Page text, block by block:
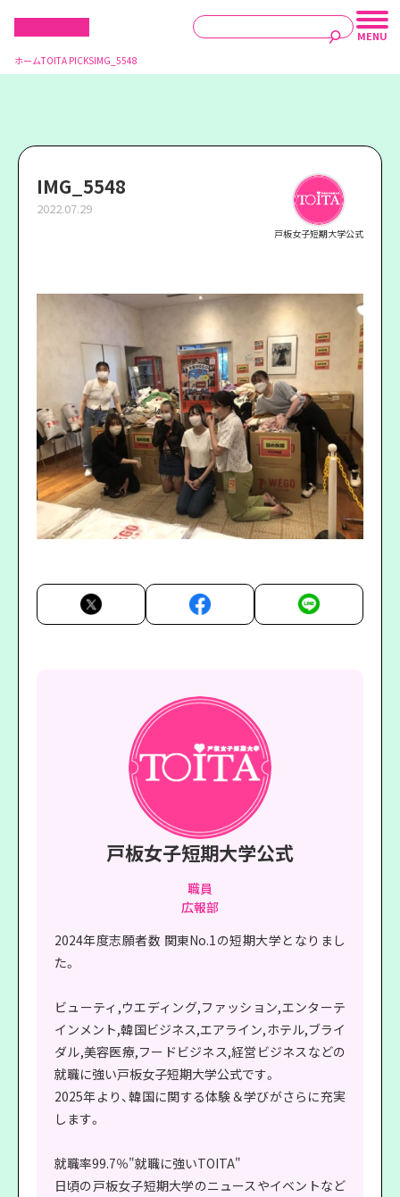
ホームTOITA PICKSIMG_5548
IMG_5548
2022.07.29
戸板女子短期大学公式
戸板女子短期大学公式
職員
広報部
2024年度志願者数 関東No.1の短期大学となりまし
た。
ビューティ,ウエディング,ファッション,エンターテ
インメント,韓国ビジネス,エアライン,ホテル,ブライ
ダル,美容医療,フードビジネス,経営ビジネスなどの
就職に強い戸板女子短期大学公式です。
2025年より、韓国に関する体験＆学びがさらに充実
します。
就職率99.7％"就職に強いTOITA"
日頃の戸板女子短期大学のニュースやイベントなど